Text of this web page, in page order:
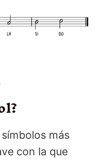
más
con la que